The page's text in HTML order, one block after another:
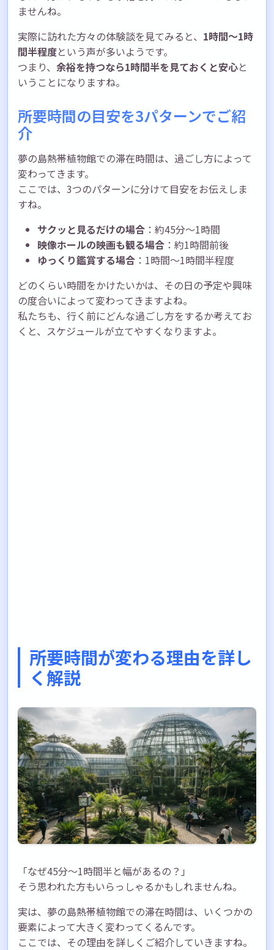
ませんね。
実際に訪れた方々の体験談を見てみると、 1時間〜1時
間半程度という声が多いようです。
つまり、 余裕を持つなら1時間半を見ておくと安心と
いうことになりますね。
所要時間の目安を3パターンでご紹
介
夢の島熱帯植物館での滞在時間は、過ごし方によって
変わってきます。
ここでは、3つのパターンに分けて目安をお伝えしま
すね。
サクッと見るだけの場合 ：約45分〜1時間
映像ホールの映画も観る場合 ：約1時間前後
ゆっくり鑑賞する場合 ：1時間〜1時間半程度
どのくらい時間をかけたいかは、その日の予定や興味
の度合いによって変わってきますよね。
私たちも、行く前にどんな過ごし方をするか考えてお
くと、スケジュールが立てやすくなりますよ。
所要時間が変わる理由を詳し
く解説
「なぜ45分〜1時間半と幅があるの？」
そう思われた方もいらっしゃるかもしれませんね。
実は、夢の島熱帯植物館での滞在時間は、いくつかの
要素によって大きく変わってくるんです。
ここでは、その理由を詳しくご紹介していきますね。